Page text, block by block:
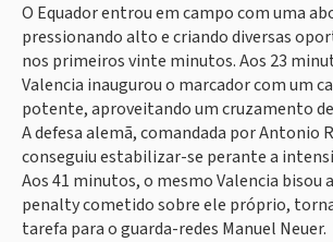
O Equador entrou em campo com uma
pressionando alto e criando diversas
nos primeiros vinte minutos. Aos 23
Valencia inaugurou o marcador com um
potente, aproveitando um cruzamento
A defesa alemã, comandada por Antonio
conseguiu estabilizar-se perante a
Aos 41 minutos, o mesmo Valencia bisou
penalty cometido sobre ele próprio,
tarefa para o guarda-redes Manuel Neuer.